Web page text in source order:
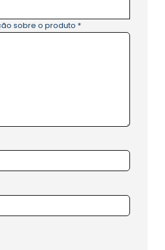
sobre o produto *